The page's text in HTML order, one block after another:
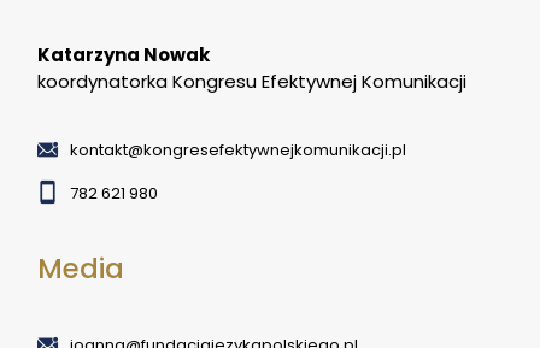
Katarzyna Nowak
koordynatorka Kongresu Efektywnej Komunikacji
kontakt@kongresefektywnejkomunikacji.pl
782 621 980
Media